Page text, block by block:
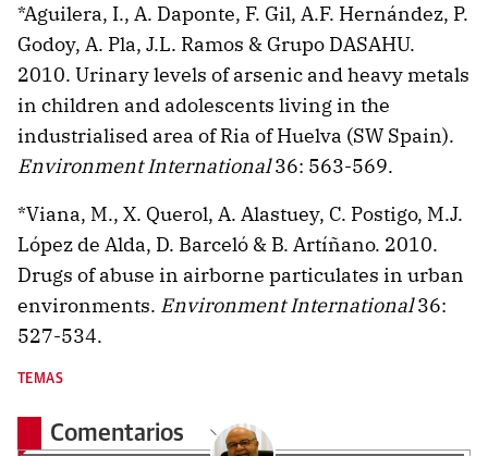
*Aguilera, I., A. Daponte, F. Gil, A.F. Hernández, P.
Godoy, A. Pla, J.L. Ramos & Grupo DASAHU.
2010. Urinary levels of arsenic and heavy metals
in children and adolescents living in the
industrialised area of Ria of Huelva (SW Spain).
Environment International36: 563-569.
*Viana, M., X. Querol, A. Alastuey, C. Postigo, M.J.
López de Alda, D. Barceló & B. Artíñano. 2010.
Drugs of abuse in airborne particulates in urban
environments. Environment International36:
527-534.
TEMAS
Comentarios